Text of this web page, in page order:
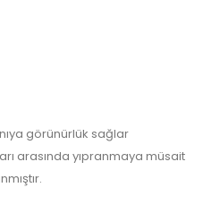
görünürlük sağlar
arasında yıpranmaya müsait